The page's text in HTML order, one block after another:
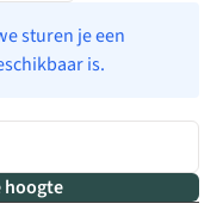
sturen je een
is.
hoogte